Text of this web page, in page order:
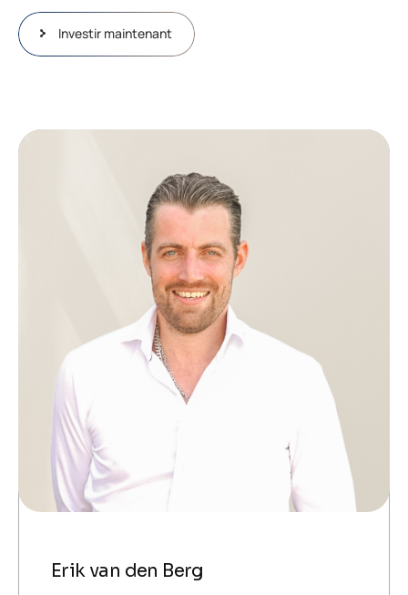
Investir maintenant
Erik van den Berg